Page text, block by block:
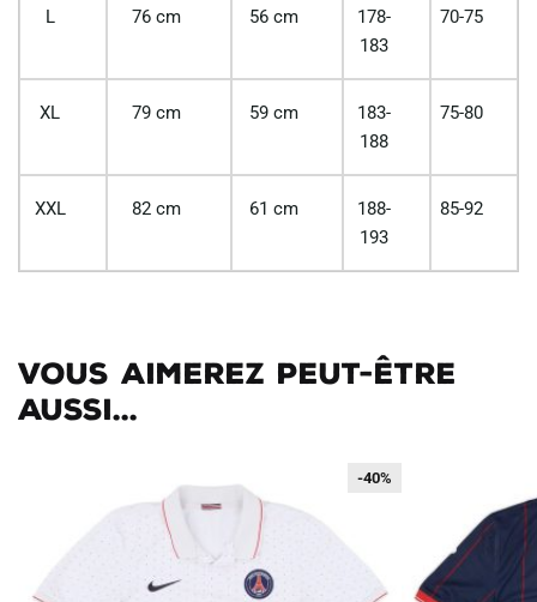
L 76 cm 56 cm
178-
183
70-75
XL 79 cm 59 cm
183-
188
75-80
XXL 82 cm 61 cm
188-
193
85-92
Vous aimerez peut-être
aussi...
-40%
-40%